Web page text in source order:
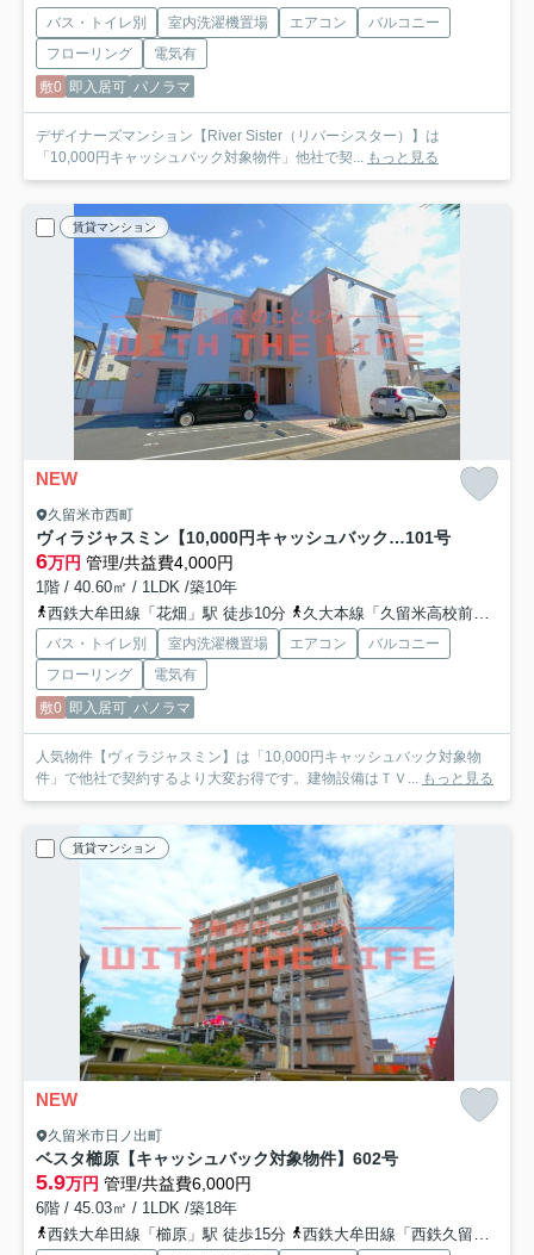
バス・トイレ別 室内洗濯機置場 エアコン
バルコニー
フローリング
電気有
敷0 即入居可 パノラマ
デザイナーズマンション【River Sister（リバーシスター）】は
「10,000円キャッシュバック対象物件」他社で契... もっと見る
賃貸マンション
NEW
久留米市西町
ヴィラジャスミン【10,000円キャッシュバック対象物件】101号
6万円 管理/共益費4,000円
1階 / 40.60㎡ / 1LDK /築10年
西鉄大牟田線「花畑」駅 徒歩10分
久大本線「久留米高校前」駅 徒歩12分
バス・トイレ別 室内洗濯機置場 エアコン
バルコニー
フローリング
電気有
敷0 即入居可 パノラマ
人気物件【ヴィラジャスミン】は「10,000円キャッシュバック対象物
件」で他社で契約するより大変お得です。建物設備はＴＶ... もっと見る
賃貸マンション
NEW
久留米市日ノ出町
ベスタ櫛原【キャッシュバック対象物件】 602号
5.9万円 管理/共益費6,000円
6階 / 45.03㎡ / 1LDK /築18年
西鉄大牟田線「櫛原」駅 徒歩15分
西鉄大牟田線「西鉄久留米」駅 徒歩20分